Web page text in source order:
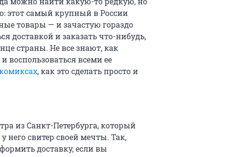
этот самый крупный в России
товары — и зачастую гораздо
доставкой и заказать что-нибудь,
страны. Не все знают, как
воспользоваться всеми ее
, как это сделать просто и
из Санкт-Петербурга, который
него свитер своей мечты. Так,
доставку, если вы